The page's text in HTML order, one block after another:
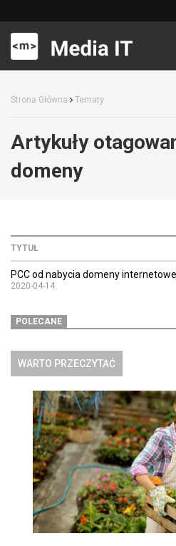
Strona Główna Tematy
Artykuły
domeny
TYTUŁ
PCC od nabycia domeny
2020-04-14
POLECANE
WARTO PRZECZYTAĆ